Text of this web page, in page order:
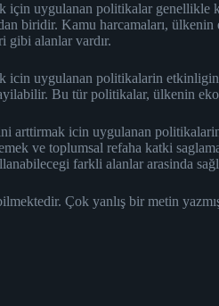
uygulanan politikalar genellikle
biridir. Kamu harcamaları,
gibi alanlar vardır.
icin uygulanan politikalarin
Bu tür politikalar, ülkenin
arttirmak icin uygulanan
ve toplumsal refaha katki
farkli alanlar arasinda
Çok yanlış bir metin